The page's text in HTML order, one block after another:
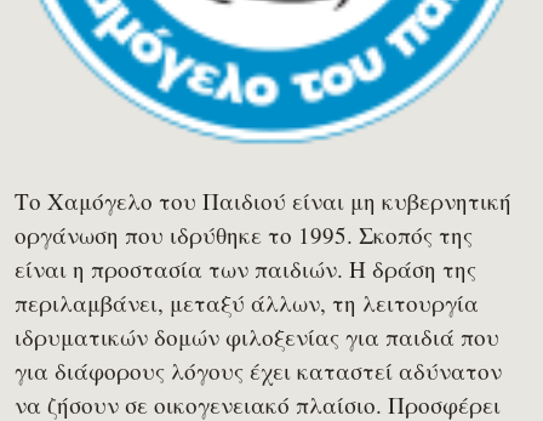
Το Χαμόγελο του Παιδιού είναι μη κυβερνητική
οργάνωση που ιδρύθηκε το 1995. Σκοπός της
είναι η προστασία των παιδιών. Η δράση της
περιλαμβάνει, μεταξύ άλλων, τη λειτουργία
ιδρυματικών δομών φιλοξενίας για παιδιά που
για διάφορους λόγους έχει καταστεί αδύνατον
να ζήσουν σε οικογενειακό πλαίσιο. Προσφέρει